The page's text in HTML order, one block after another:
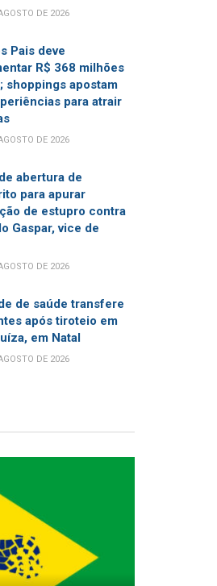
DE 2026
Pais deve
R$ 368 milhões
shoppings apostam
para atrair
DE 2026
abertura de
para apurar
de estupro contra
Gaspar, vice de
DE 2026
de saúde transfere
após tiroteio em
em Natal
DE 2026